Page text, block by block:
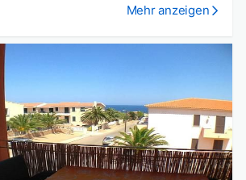
Mehr anzeigen